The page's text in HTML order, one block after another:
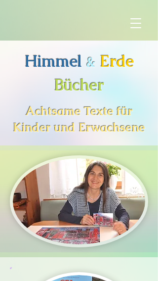
Himmel & Erde
Bücher
Achtsame Texte für
Kinder und Erwachsene